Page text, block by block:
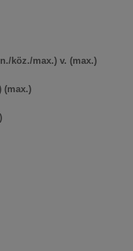
köz./max.) v. (max.)
(max.)